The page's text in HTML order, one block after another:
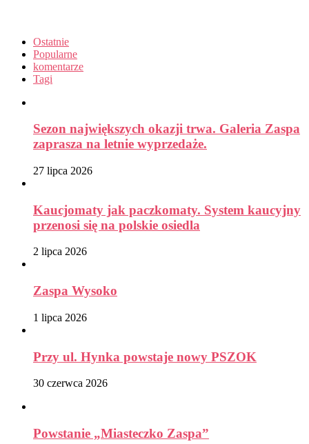
Ostatnie
Popularne
komentarze
Tagi
Sezon największych okazji trwa. Galeria Zaspa
zaprasza na letnie wyprzedaże.
27 lipca 2026
Kaucjomaty jak paczkomaty. System kaucyjny
przenosi się na polskie osiedla
2 lipca 2026
Zaspa Wysoko
1 lipca 2026
Przy ul. Hynka powstaje nowy PSZOK
30 czerwca 2026
Powstanie „Miasteczko Zaspa”